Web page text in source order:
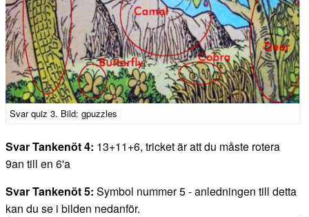
Svar quiz 3. Bild: gpuzzles
Svar Tankenöt 4: 13+11+6, tricket är att du måste rotera
9an till en 6'a
Svar Tankenöt 5: Symbol nummer 5 - anledningen till detta
kan du se i bilden nedanför.